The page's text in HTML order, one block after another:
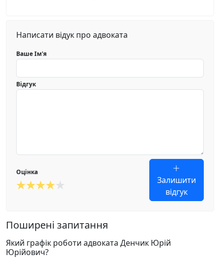
Написати відук про адвоката
Ваше Ім'я
Відгук
Оцінка
Залишити
відгук
Поширені запитання
Який графік роботи адвоката Денчик Юрій
Юрійович?